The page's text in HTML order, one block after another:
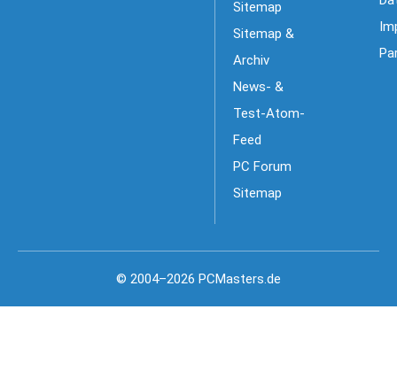
Sitemap
Sitemap &
Archiv
News- &
Test-Atom-
Feed
PC Forum
Sitemap
© 2004–2026 PCMasters.de